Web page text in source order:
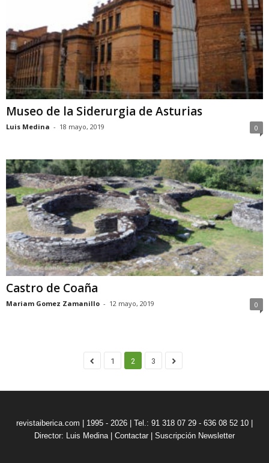
Museo de la Siderurgia de Asturias
Luis Medina - 18 mayo, 2019 0
Castro de Coaña
Mariam Gomez Zamanillo - 12 mayo, 2019 0
1 2 3
revistaiberica.com | 1995 - 2026 | Tel.: 91 318 07 29 - 636 08 52 10 |
Director: Luis Medina| Contactar Suscripción Newsletter